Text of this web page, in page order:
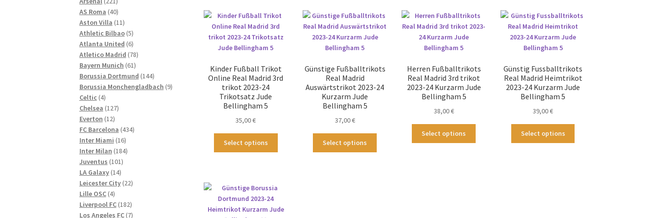
Kinder Fußball Trikot
Online Real Madrid 3rd
trikot 2023-24
Trikotsatz Jude
Bellingham 5
35,00€
Select options
auf.
Optionen
Günstige Fußballtrikots
Real Madrid
Auswärtstrikot 2023-24
Kurzarm Jude
Bellingham 5
37,00€
Select options
Herren Fußballtrikots
Real Madrid 3rd trikot
2023-24 Kurzarm Jude
Bellingham 5
38,00€
Select options
Günstig Fussballtrikots
Real Madrid Heimtrikot
2023-24 Kurzarm Jude
Bellingham 5
39,00€
Select options
Produkte
AS Roma 4040
Produkte
Aston Villa 1111
Produkte
Athletic Bilbao 55
Produkte
Atlanta United 66
Produkte
Atletico Madrid 7878
Bayern Munich 6161
Produkte
Borussia Dortmund 144144
Produkte
Borussia Monchengladbach 99
Celtic 44
Produkte
Chelsea 127127
Everton 1212
Produkte
FC Barcelona 434434
Inter Miami 1616
Produkte
Inter Milan 184184
Juventus 101101
Produkte
LA Galaxy 1414
Produkte
Leicester City 2222
Lille OSC 44
Produkte
Liverpool FC 182182
Produkte
Los Angeles FC 77